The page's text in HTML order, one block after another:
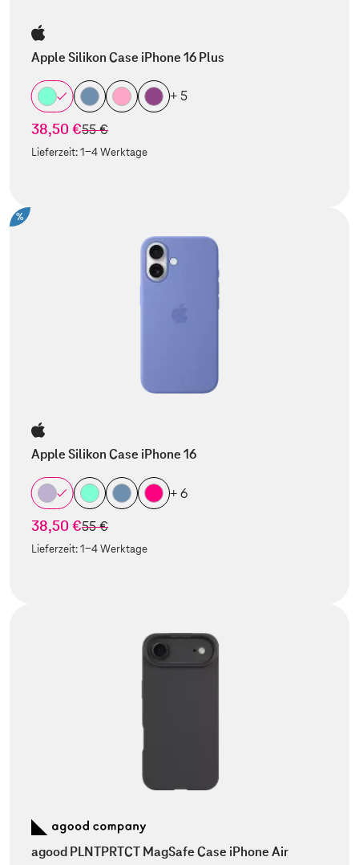
Apple Silikon Case iPhone 16 Plus
+ 5
38,50 €statt
55 €
Lieferzeit:1-4 Werktage
%
Apple Silikon Case iPhone 16
+ 6
38,50 €statt
55 €
Lieferzeit:1-4 Werktage
agood PLNTPRTCT MagSafe Case iPhone Air